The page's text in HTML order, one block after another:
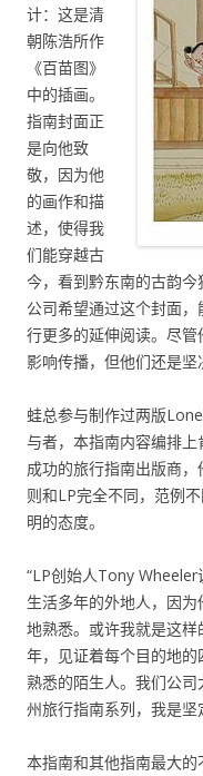
计：这是清
朝陈浩所作
《百苗图》
中的插画。
指南封面正
是向他致
敬，因为他
的画作和描
述，使得我
们能穿越古
今，看到黔东南的古韵
公司希望通过这个封面
行更多的延伸阅读。尽
影响传播，但他们还是坚
蛙总参与制作过两版
与者，本指南内容编排
成功的旅行指南出版商
则和LP完全不同，范例
明的态度。
“LP创始人Tony
生活多年的外地人，因
地熟悉。或许我就是这
年，见证着每个目的地
熟悉的陌生人。我们公
州旅行指南系列，我是
本指南和其他指南最大